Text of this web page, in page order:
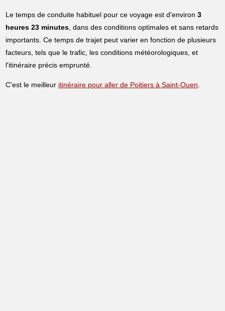
Le temps de conduite habituel pour ce voyage est d'environ3
heures 23 minutes, dans des conditions optimales et sans retards
importants. Ce temps de trajet peut varier en fonction de plusieurs
facteurs, tels que le trafic, les conditions météorologiques, et
l'itinéraire précis emprunté.
C'est le meilleur itinéraire pour aller de Poitiers à Saint-Ouen.